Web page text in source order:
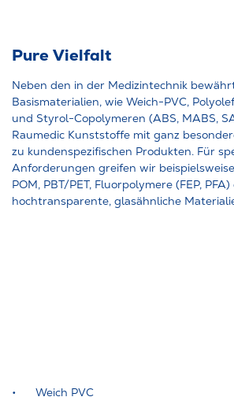
Pure Vielfalt
Neben den in der Medizintechnik
Basismaterialien, wie Weich-PVC,
und Styrol-Copolymeren (ABS, MABS,
Raumedic Kunststoffe mit ganz
zu kundenspezifischen Produkten. Für
Anforderungen greifen wir
POM, PBT/PET, Fluorpolymere (FEP,
hochtransparente, glasähnliche
Weich PVC